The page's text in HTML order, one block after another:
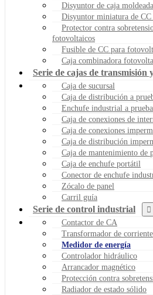
Disyuntor de caja
Disyuntor miniatura de
Protector contra
fotovoltaicos
Fusible de CC para
Caja combinadora
Serie de cajas de transmisión
Caja de sucursal
Caja de distribución a
Enchufe industrial a
Caja de conexiones de
Caja de conexiones
Caja de distribución
Caja de mantenimiento de
Caja de enchufe portátil
Conector de enchufe
Zócalo de panel
Carril guía
Serie de control industrial
Contactor de CA
Transformador de corriente
Medidor de energía
Controlador hidráulico
Arrancador magnético
Protección contra
Radiador de estado sólido